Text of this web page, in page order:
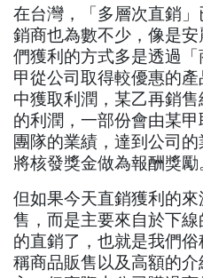
在台灣，「多層次直銷
銷商也為數不少，像是
們獲利的方式多是透過
甲從公司取得較優惠的
中獲取利潤，某乙再銷
的利潤，一部份會由某
團隊的業績，達到公司
將核發獎金做為報酬獎勵
但如果今天直銷獲利的
售，而是主要來自於下
的直銷了，也就是我們
稱商品販售以及高額的